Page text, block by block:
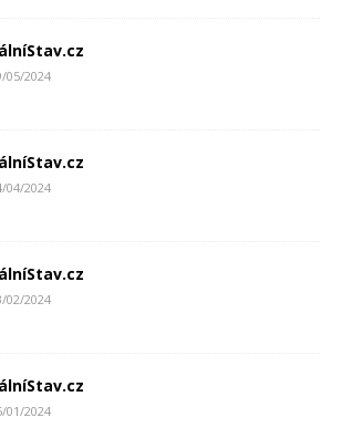
05/2024
04/2024
02/2024
01/2024